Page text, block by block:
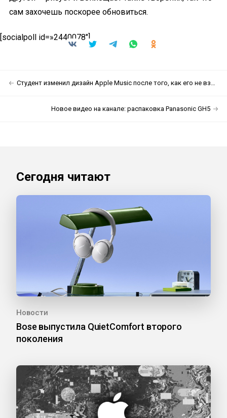
сам захочешь поскорее обновиться.
[socialpoll id=»2440078″]
Студент изменил дизайн Apple Music после того, как его не взяли в Apple
Новое видео на канале: распаковка Panasonic GH5
Сегодня читают
Новости
Bose выпустила QuietComfort второго
поколения